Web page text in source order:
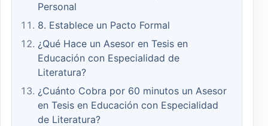
Personal
8. Establece un Pacto Formal
¿Qué Hace un Asesor en Tesis en
Educación con Especialidad de
Literatura?
¿Cuánto Cobra por 60 minutos un Asesor
en Tesis en Educación con Especialidad
de Literatura?